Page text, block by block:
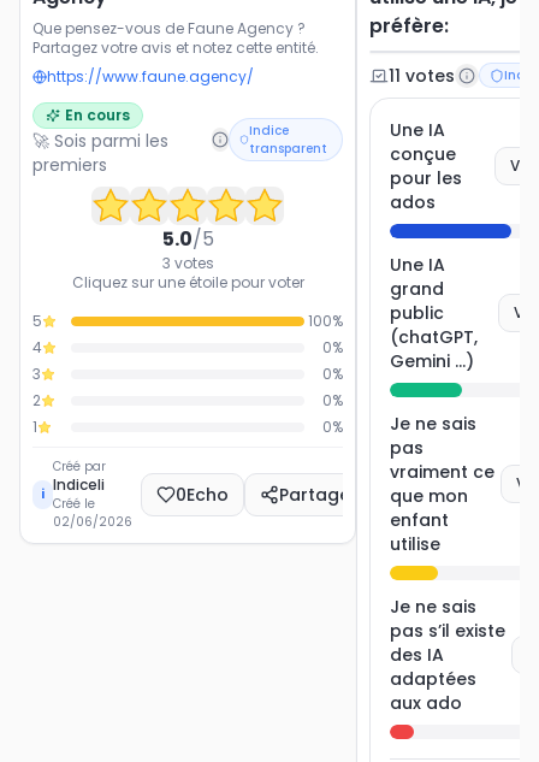
Que pensez-vous de Faune Agency ?
Partagez votre avis et notez cette entité.
https://www.faune.agency/
En cours
🚀 Sois parmi les
premiers
Indice
transparent
5.0/5
3 votes
Cliquez sur une étoile pour voter
5
100%
4
0%
3
0%
2
0%
1
0%
i
Créé par
Indiceli
Créé le
02/06/2026
0Echo Partager
préfère:
11 votes
Une IA
conçue
pour les
ados
Une IA
grand
public
(chatGPT,
Gemini ...)
Je ne sais
pas
vraiment ce
que mon
enfant
utilise
Je ne sais
pas s’il existe
des IA
adaptées
aux ado